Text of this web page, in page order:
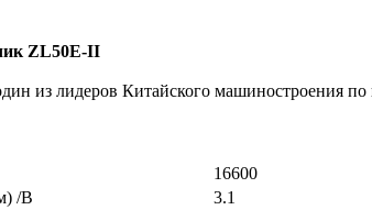
ZL50E-II
из лидеров Китайского машиностроения по
16600
/B
3.1